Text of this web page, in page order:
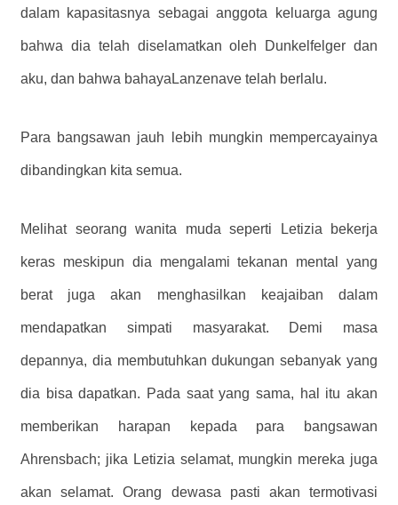
dalam kapasitasnya sebagai anggota keluarga agung
bahwa dia telah diselamatkan oleh Dunkelfelger dan
aku, dan bahwa bahayaLanzenave telah berlalu.
Para bangsawan jauh lebih mungkin mempercayainya
dibandingkan kita semua.
Melihat seorang wanita muda seperti Letizia bekerja
keras meskipun dia mengalami tekanan mental yang
berat juga akan menghasilkan keajaiban dalam
mendapatkan simpati masyarakat. Demi masa
depannya, dia membutuhkan dukungan sebanyak yang
dia bisa dapatkan. Pada saat yang sama, hal itu akan
memberikan harapan kepada para bangsawan
Ahrensbach; jika Letizia selamat, mungkin mereka juga
akan selamat. Orang dewasa pasti akan termotivasi